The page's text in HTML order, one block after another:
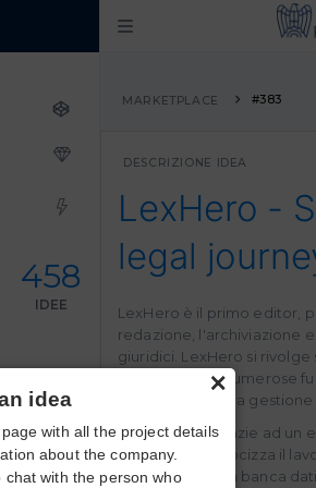
458
IDEE
MARKETPLACE #383
DESCRIZIONE IDEA
LexHero -
legal
LexHero è il primo editor,
redazione, l'archiviazione
giuridici. LexHero si
grazie alle sue numerose
imprenditori nella
1. Redazione: grazie ad
semplifica e velocizza il
disposizione una banca
×
idea
with all the project details
about the company.
chat with the person who